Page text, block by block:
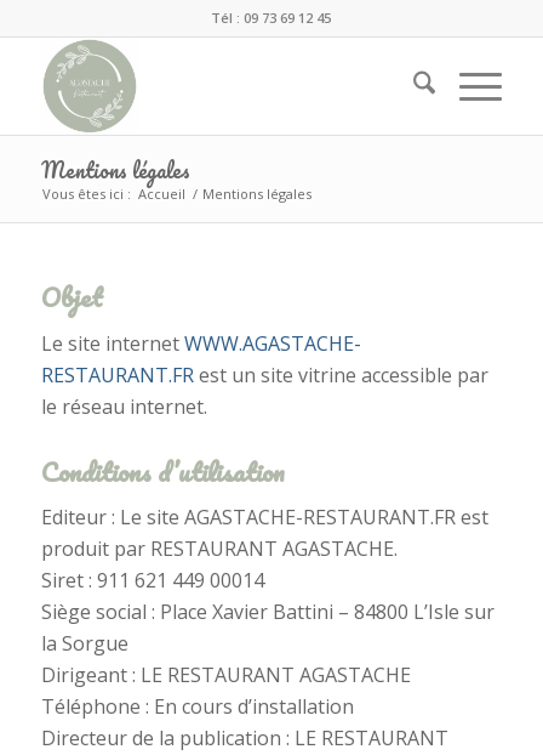
Tél : 09 73 69 12 45
Mentions légales
Vous êtes ici : Accueil / Mentions légales
Objet
Le site internetWWW.AGASTACHE-
RESTAURANT.FRest un site vitrine accessible par
le réseau internet.
Conditions d’utilisation
Editeur : Le site AGASTACHE-RESTAURANT.FR est
produit par RESTAURANT AGASTACHE.
Siret : 911 621 449 00014
Siège social : Place Xavier Battini – 84800 L’Isle sur
la Sorgue
Dirigeant : LE RESTAURANT AGASTACHE
Téléphone : En cours d’installation
Directeur de la publication : LE RESTAURANT